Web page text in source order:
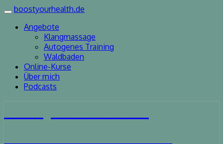
Toggle
navigation
boostyourhealth.de
Angebote
Klangmassage
Autogenes Training
Waldbaden
Online-Kurse
Über mich
Podcasts